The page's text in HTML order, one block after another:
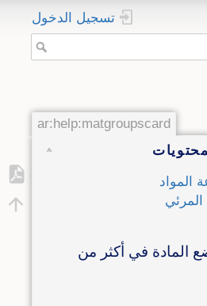
تسجيل الدخول
ar:help:matgroupscard
المواد
المرئي
المادة في أكثر من